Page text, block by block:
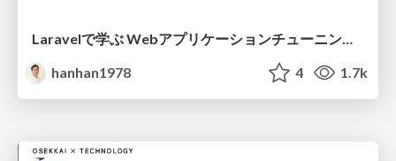
hanhan1978
4 1.7k